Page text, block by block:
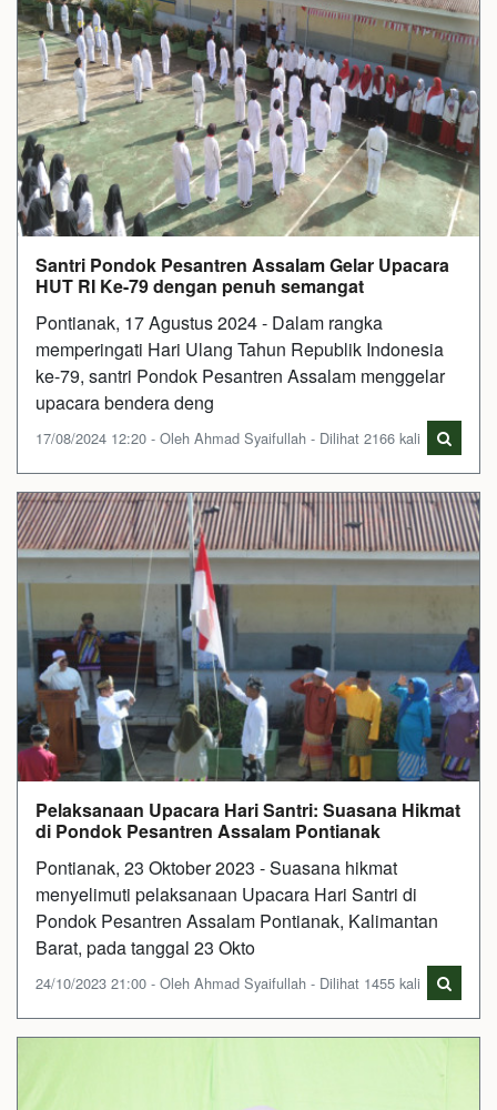
Santri Pondok Pesantren Assalam Gelar Upacara
HUT RI Ke-79 dengan penuh semangat
Pontianak, 17 Agustus 2024 - Dalam rangka
memperingati Hari Ulang Tahun Republik Indonesia
ke-79, santri Pondok Pesantren Assalam menggelar
upacara bendera deng
17/08/2024 12:20 - Oleh Ahmad Syaifullah - Dilihat 2166 kali
Pelaksanaan Upacara Hari Santri: Suasana Hikmat
di Pondok Pesantren Assalam Pontianak
Pontianak, 23 Oktober 2023 - Suasana hikmat
menyelimuti pelaksanaan Upacara Hari Santri di
Pondok Pesantren Assalam Pontianak, Kalimantan
Barat, pada tanggal 23 Okto
24/10/2023 21:00 - Oleh Ahmad Syaifullah - Dilihat 1455 kali